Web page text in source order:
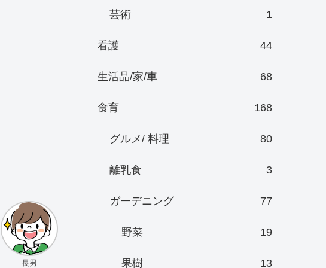
長男
芸術 1
看護 44
生活品/家/車 68
食育 168
グルメ/ 料理 80
離乳食 3
ガーデニング 77
野菜 19
果樹 13